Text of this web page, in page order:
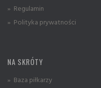
» Regulamin
» Polityka prywatności
NA SKRÓTY
» Baza piłkarzy